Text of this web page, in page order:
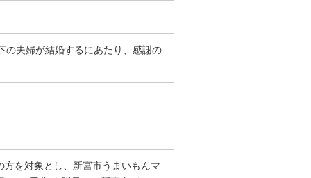
の夫婦が結婚するにあたり、感謝の
を対象とし、新宮市うまいもんマ